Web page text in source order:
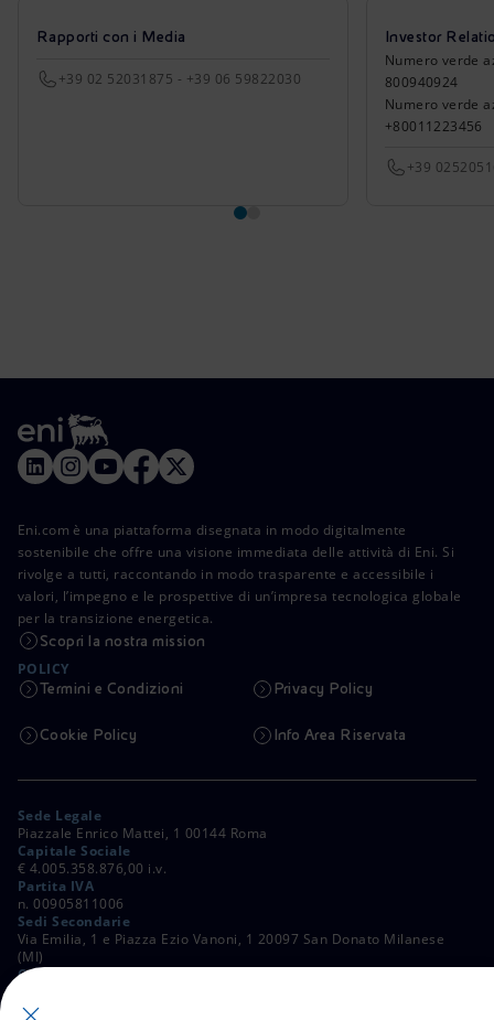
Rapporti con i Media
+39 02 52031875 - +39 06 59822030
Investor
Numero verde
800940924
Numero verde
+80011223456
+39
Eni.com è una piattaforma disegnata in modo digitalmente
sostenibile che offre una visione immediata delle attività di Eni. Si
rivolge a tutti, raccontando in modo trasparente e accessibile i
valori, l’impegno e le prospettive di un’impresa tecnologica globale
per la transizione energetica.
Scopri la nostra mission
POLICY
Termini e Condizioni Privacy Policy
Cookie Policy Info Area Riservata
Sede Legale
Piazzale Enrico Mattei, 1 00144 Roma
Capitale Sociale
€ 4.005.358.876,00 i.v.
Partita IVA
n. 00905811006
Sedi Secondarie
Via Emilia, 1 e Piazza Ezio Vanoni, 1 20097 San Donato Milanese
(MI)
C. Fiscale e Registro Imprese di Roma